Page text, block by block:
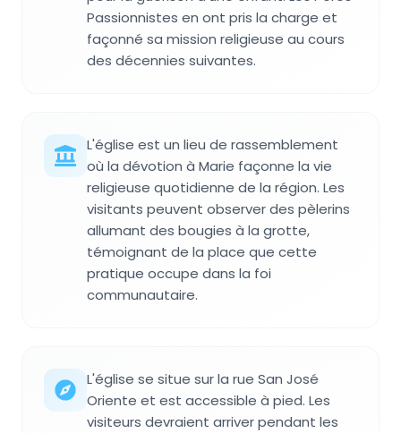
Passionnistes en ont pris la charge et
façonné sa mission religieuse au cours
des décennies suivantes.
L'église est un lieu de rassemblement
où la dévotion à Marie façonne la vie
religieuse quotidienne de la région. Les
visitants peuvent observer des pèlerins
allumant des bougies à la grotte,
témoignant de la place que cette
pratique occupe dans la foi
communautaire.
L'église se situe sur la rue San José
Oriente et est accessible à pied. Les
visiteurs devraient arriver pendant les